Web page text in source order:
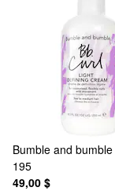
Bumble and bumble
195
49,00 $